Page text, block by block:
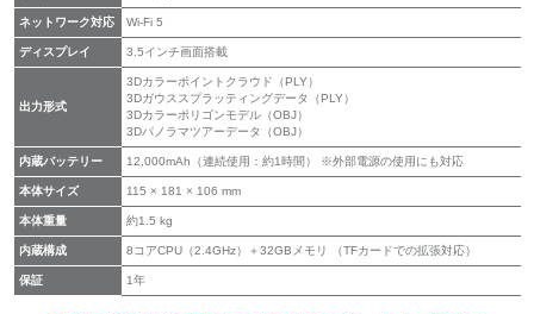
ネットワーク対応 Wi-Fi 5
ディスプレイ 3.5インチ画面搭載
出力形式
3Dカラーポイントクラウド（PLY）
3Dガウススプラッティングデータ（PLY）
3Dカラーポリゴンモデル（OBJ）
3Dパノラマツアーデータ（OBJ）
内蔵バッテリー 12,000mAh（連続使用：約1時間） ※外部電源の使用にも対応
本体サイズ 115 × 181 × 106 mm
本体重量 約1.5 kg
内蔵構成 8コアCPU（2.4GHz）＋32GBメモリ （TFカードでの拡張対応）
保証 1年